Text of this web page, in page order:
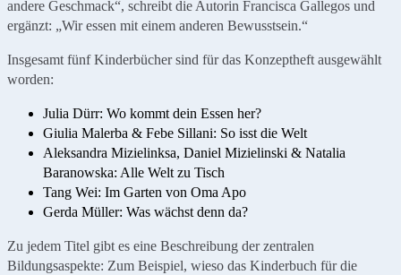
andere Geschmack“, schreibt die Autorin Francisca Gallegos und
ergänzt: „Wir essen mit einem anderen Bewusstsein.“
Insgesamt fünf Kinderbücher sind für das Konzeptheft ausgewählt
worden:
Julia Dürr: Wo kommt dein Essen her?
Giulia Malerba & Febe Sillani: So isst die Welt
Aleksandra Mizielinksa, Daniel Mizielinski & Natalia
Baranowska: Alle Welt zu Tisch
Tang Wei: Im Garten von Oma Apo
Gerda Müller: Was wächst denn da?
Zu jedem Titel gibt es eine Beschreibung der zentralen
Bildungsaspekte: Zum Beispiel, wieso das Kinderbuch für die